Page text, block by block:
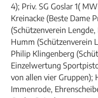
4); Priv. SG Goslar 1(
Kreinacke (Beste Dame
(Schützenverein
Humm (Schützenverein
Philip Klingenberg
Einzelwertung
von allen vier Gruppen);
Immenrode,